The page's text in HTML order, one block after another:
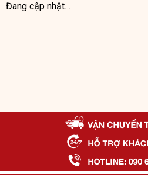
Đang cập nhật…